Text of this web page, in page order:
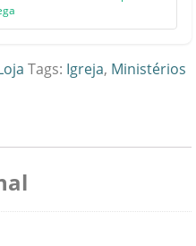
Tags: Igreja, Ministérios